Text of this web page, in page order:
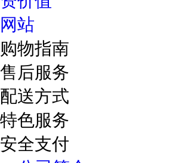
购物指南
售后服务
配送方式
特色服务
安全支付